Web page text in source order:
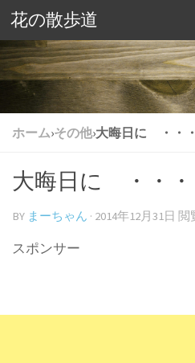
花の散歩道
ホーム›その他›大晦日に ・・・
大晦日に ・・・
BY まーちゃん · 2014年12月31日 閲
スポンサー